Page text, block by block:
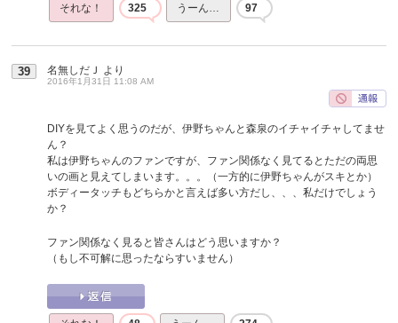
それな！ 325 うーん… 97
39 名無しだＪ より
2016年1月31日 11:08 AM
DIYを見てよく思うのだが、伊野ちゃんと森泉のイチャイチャしてませ
ん？
私は伊野ちゃんのファンですが、ファン関係なく見てるとただの両思
いの画と見えてしまいます。。。（一方的に伊野ちゃんがスキとか）
ボディータッチもどちらかと言えば多い方だし、、、私だけでしょう
か？
ファン関係なく見ると皆さんはどう思いますか？
（もし不可解に思ったならすいません）